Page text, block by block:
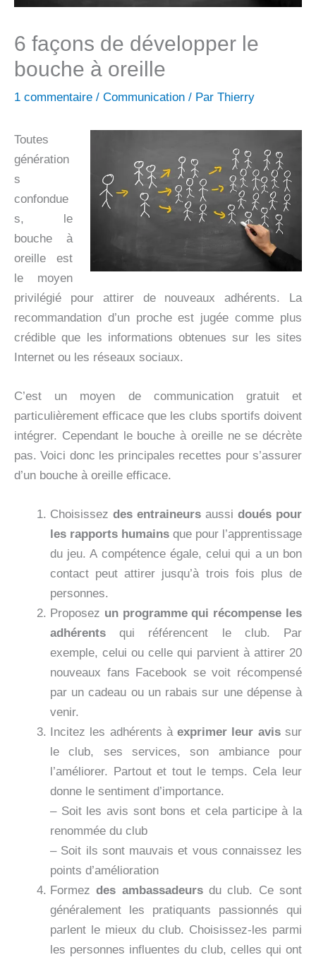
6 façons de développer le
bouche à oreille
1 commentaire / Communication / Par Thierry
Toutes
génération
s
confondue
s, le
bouche à
oreille est
le moyen
privilégié pour attirer de nouveaux adhérents. La
recommandation d’un proche est jugée comme plus
crédible que les informations obtenues sur les sites
Internet ou les réseaux sociaux.
C’est un moyen de communication gratuit et
particulièrement efficace que les clubs sportifs doivent
intégrer. Cependant le bouche à oreille ne se décrète
pas. Voici donc les principales recettes pour s’assurer
d’un bouche à oreille efficace.
Choisissez des entraineurs aussi doués pour
les rapports humains que pour l’apprentissage
du jeu. A compétence égale, celui qui a un bon
contact peut attirer jusqu’à trois fois plus de
personnes.
Proposez un programme qui récompense les
adhérents qui référencent le club. Par
exemple, celui ou celle qui parvient à attirer 20
nouveaux fans Facebook se voit récompensé
par un cadeau ou un rabais sur une dépense à
venir.
Incitez les adhérents àexprimer leur avissur
le club, ses services, son ambiance pour
l’améliorer. Partout et tout le temps. Cela leur
donne le sentiment d’importance.
– Soit les avis sont bons et cela participe à la
renommée du club
– Soit ils sont mauvais et vous connaissez les
points d’amélioration
Formezdes ambassadeursdu club. Ce sont
généralement les pratiquants passionnés qui
parlent le mieux du club. Choisissez-les parmi
les personnes influentes du club, celles qui ont